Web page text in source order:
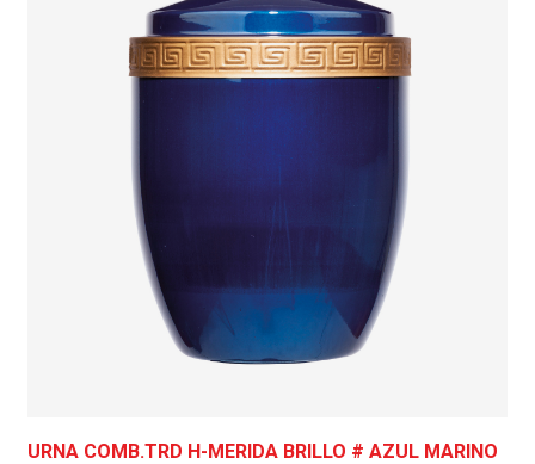
URNA COMB.TRD H-MERIDA BRILLO # AZUL MARINO